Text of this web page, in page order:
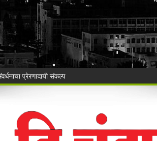
प्रेरणादायी संकल्प
action!
रेकॉर्डवरील आरोपीला सुमठाण्यातून ठोकल्या बेड्या; ९,३००